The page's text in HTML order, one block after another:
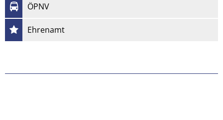
ÖPNV
Ehrenamt